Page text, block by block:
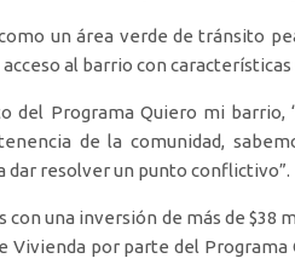
un área verde de tránsito
al barrio con
del Programa Quiero mi
de la comunidad,
dar resolver un punto conflictivo”.
con una inversión de más de $38
Vivienda por parte del